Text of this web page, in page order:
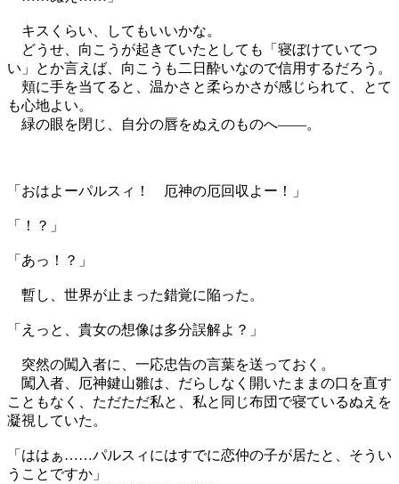
キスくらい、してもいいかな。
どうせ、向こうが起きていたとしても「寝ぼけていてつ
い」とか言えば、向こうも二日酔いなので信用するだろう。
頬に手を当てると、温かさと柔らかさが感じられて、とて
も心地よい。
緑の眼を閉じ、自分の唇をぬえのものへ――。
「おはよーパルスィ！ 厄神の厄回収よー！」
「！？」
「あっ！？」
暫し、世界が止まった錯覚に陥った。
「えっと、貴女の想像は多分誤解よ？」
突然の闖入者に、一応忠告の言葉を送っておく。
闖入者、厄神鍵山雛は、だらしなく開いたままの口を直す
こともなく、ただただ私と、私と同じ布団で寝ているぬえを
凝視していた。
「ははぁ……パルスィにはすでに恋仲の子が居たと、そうい
うことですか」